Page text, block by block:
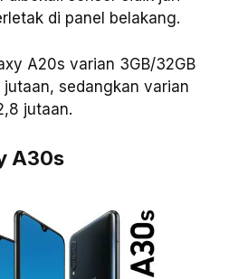
di panel belakang.
A20s varian 3GB/32GB
sedangkan varian
jutaan.
A30s